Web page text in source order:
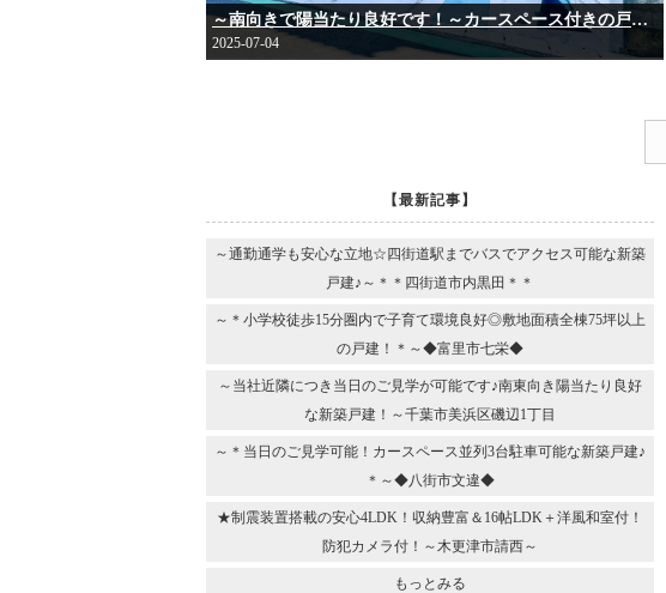
～南向きで陽当たり良好です！～カースペース付きの戸建♪＊＊千葉市若葉区千城台東3丁目＊＊
2025-07-04
【最新記事】
～通勤通学も安心な立地☆四街道駅までバスでアクセス可能な新築
戸建♪～＊＊四街道市内黒田＊＊
～＊小学校徒歩15分圏内で子育て環境良好◎敷地面積全棟75坪以上
の戸建！＊～◆富里市七栄◆
～当社近隣につき当日のご見学が可能です♪南東向き陽当たり良好
な新築戸建！～千葉市美浜区磯辺1丁目
～＊当日のご見学可能！カースペース並列3台駐車可能な新築戸建♪
＊～◆八街市文違◆
★制震装置搭載の安心4LDK！収納豊富＆16帖LDK＋洋風和室付！
防犯カメラ付！～木更津市請西～
もっとみる